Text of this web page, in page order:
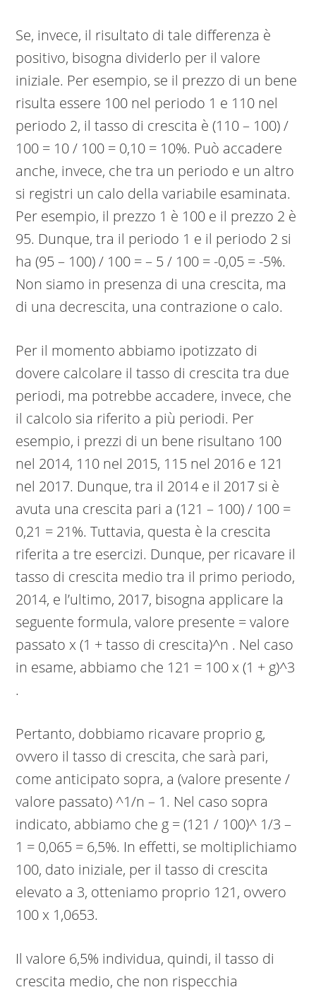
Se, invece, il risultato di tale differenza è
positivo, bisogna dividerlo per il valore
iniziale. Per esempio, se il prezzo di un bene
risulta essere 100 nel periodo 1 e 110 nel
periodo 2, il tasso di crescita è (110 – 100) /
100 = 10 / 100 = 0,10 = 10%. Può accadere
anche, invece, che tra un periodo e un altro
si registri un calo della variabile esaminata.
Per esempio, il prezzo 1 è 100 e il prezzo 2 è
95. Dunque, tra il periodo 1 e il periodo 2 si
ha (95 – 100) / 100 = – 5 / 100 = -0,05 = -5%.
Non siamo in presenza di una crescita, ma
di una decrescita, una contrazione o calo.
Per il momento abbiamo ipotizzato di
dovere calcolare il tasso di crescita tra due
periodi, ma potrebbe accadere, invece, che
il calcolo sia riferito a più periodi. Per
esempio, i prezzi di un bene risultano 100
nel 2014, 110 nel 2015, 115 nel 2016 e 121
nel 2017. Dunque, tra il 2014 e il 2017 si è
avuta una crescita pari a (121 – 100) / 100 =
0,21 = 21%. Tuttavia, questa è la crescita
riferita a tre esercizi. Dunque, per ricavare il
tasso di crescita medio tra il primo periodo,
2014, e l’ultimo, 2017, bisogna applicare la
seguente formula, valore presente = valore
passato x (1 + tasso di crescita)^n . Nel caso
in esame, abbiamo che 121 = 100 x (1 + g)^3
.
Pertanto, dobbiamo ricavare proprio g,
ovvero il tasso di crescita, che sarà pari,
come anticipato sopra, a (valore presente /
valore passato) ^1/n – 1. Nel caso sopra
indicato, abbiamo che g = (121 / 100)^ 1/3 –
1 = 0,065 = 6,5%. In effetti, se moltiplichiamo
100, dato iniziale, per il tasso di crescita
elevato a 3, otteniamo proprio 121, ovvero
100 x 1,0653.
Il valore 6,5% individua, quindi, il tasso di
crescita medio, che non rispecchia